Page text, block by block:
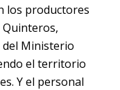
los productores
Quinteros,
del Ministerio
el territorio
Y el personal